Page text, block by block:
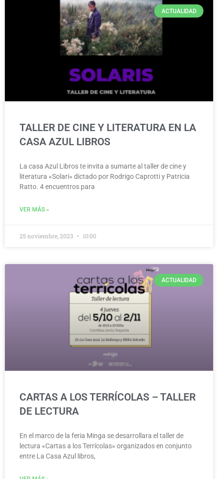
ACTUALIDAD
TALLER DE CINE Y LITERATURA EN LA
CASA AZUL LIBROS
La casa Azul Libros te invita a sumarte al taller de cine y
literatura «Solari» dictado por Rodrigo Caprotti y Patricia
Ratto. 4 encuentros para
VER MÁS »
25 noviembre, 2023 10:00
ACTUALIDAD
CARTAS A LOS TERRÍCOLAS – TALLER
DE LECTURA
En el marco de la feria Minga se desarrollara el taller de
lectura «Cartas a los Terrícolas» organizados en conjunto
entre La Casa Azul libros,